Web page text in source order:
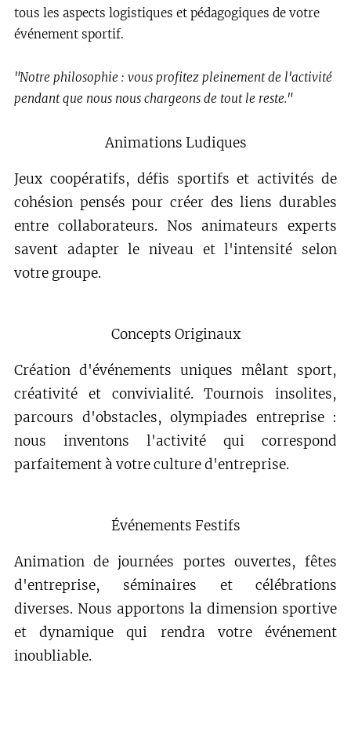
tous les aspects logistiques et pédagogiques de votre
événement sportif.
"Notre philosophie : vous profitez pleinement de l'activité
pendant que nous nous chargeons de tout le reste."
Animations Ludiques
Jeux coopératifs, défis sportifs et activités de
cohésion pensés pour créer des liens durables
entre collaborateurs. Nos animateurs experts
savent adapter le niveau et l'intensité selon
votre groupe.
Concepts Originaux
Création d'événements uniques mêlant sport,
créativité et convivialité. Tournois insolites,
parcours d'obstacles, olympiades entreprise :
nous inventons l'activité qui correspond
parfaitement à votre culture d'entreprise.
Événements Festifs
Animation de journées portes ouvertes, fêtes
d'entreprise, séminaires et célébrations
diverses. Nous apportons la dimension sportive
et dynamique qui rendra votre événement
inoubliable.